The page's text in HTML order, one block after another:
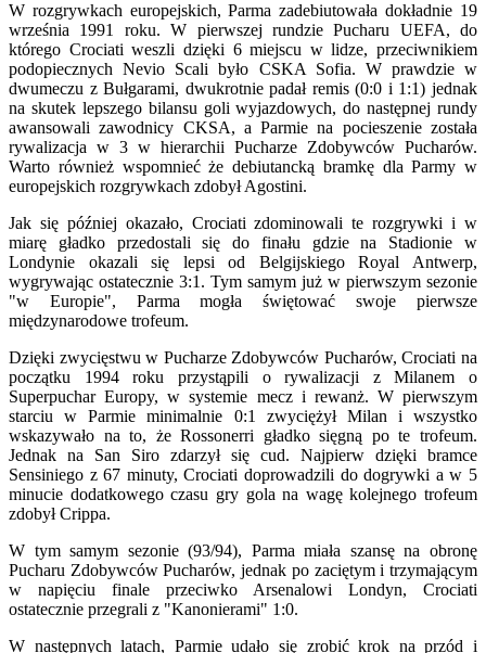
W rozgrywkach europejskich, Parma zadebiutowała dokładnie 19
września 1991 roku. W pierwszej rundzie Pucharu UEFA, do
którego Crociati weszli dzięki 6 miejscu w lidze, przeciwnikiem
podopiecznych Nevio Scali było CSKA Sofia. W prawdzie w
dwumeczu z Bułgarami, dwukrotnie padał remis (0:0 i 1:1) jednak
na skutek lepszego bilansu goli wyjazdowych, do następnej rundy
awansowali zawodnicy CKSA, a Parmie na pocieszenie została
rywalizacja w 3 w hierarchii Pucharze Zdobywców Pucharów.
Warto również wspomnieć że debiutancką bramkę dla Parmy w
europejskich rozgrywkach zdobył Agostini.
Jak się później okazało, Crociati zdominowali te rozgrywki i w
miarę gładko przedostali się do finału gdzie na Stadionie w
Londynie okazali się lepsi od Belgijskiego Royal Antwerp,
wygrywając ostatecznie 3:1. Tym samym już w pierwszym sezonie
"w Europie", Parma mogła świętować swoje pierwsze
międzynarodowe trofeum.
Dzięki zwycięstwu w Pucharze Zdobywców Pucharów, Crociati na
początku 1994 roku przystąpili o rywalizacji z Milanem o
Superpuchar Europy, w systemie mecz i rewanż. W pierwszym
starciu w Parmie minimalnie 0:1 zwyciężył Milan i wszystko
wskazywało na to, że Rossonerri gładko sięgną po te trofeum.
Jednak na San Siro zdarzył się cud. Najpierw dzięki bramce
Sensiniego z 67 minuty, Crociati doprowadzili do dogrywki a w 5
minucie dodatkowego czasu gry gola na wagę kolejnego trofeum
zdobył Crippa.
W tym samym sezonie (93/94), Parma miała szansę na obronę
Pucharu Zdobywców Pucharów, jednak po zaciętym i trzymającym
w napięciu finale przeciwko Arsenalowi Londyn, Crociati
ostatecznie przegrali z "Kanonierami" 1:0.
W następnych latach, Parmie udało się zrobić krok na przód i